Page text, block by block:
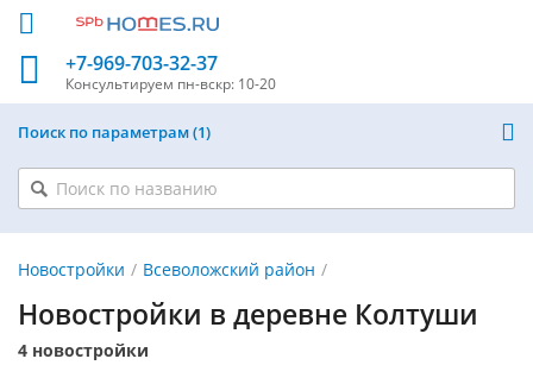
+7-969-703-32-37
Консультируем пн-вскр: 10-20
Поиск по параметрам 1
Новостройки Всеволожский район
Новостройки в деревне Колтуши
4 новостройки